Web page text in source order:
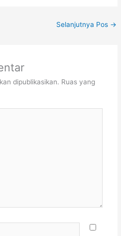
Selanjutnya Pos →
dipublikasikan. Ruas yang